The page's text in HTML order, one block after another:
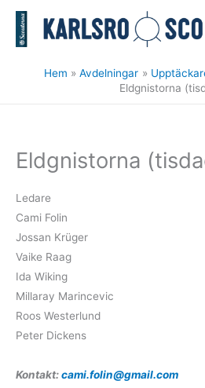
Hoppa
innehåll
Hem Avdelningar
Eldgnistorna
Eldgnistorna
Ledare
Cami Folin
Jossan Krüger
Vaike Raag
Ida Wiking
Millaray Marincevic
Roos Westerlund
Peter Dickens
Kontakt:cami.folin@gmail.com